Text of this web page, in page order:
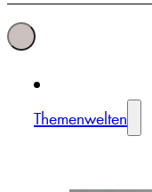
Themenwelten